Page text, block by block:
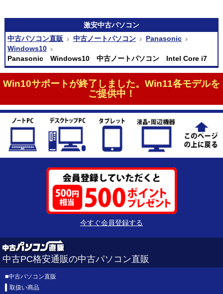
激安中古パソコン
中古パソコン直販
中古ノートパソコン
Panasonic
Windows10
Panasonic Windows10 中古ノートパソコン Intel Core i7
Win10サポートが終了しました。Win11各モデルを
ご提供中！
今すぐ会員登録する
中古PC格安通販の中古パソコン直販
■中古パソコン直販
取扱い商品